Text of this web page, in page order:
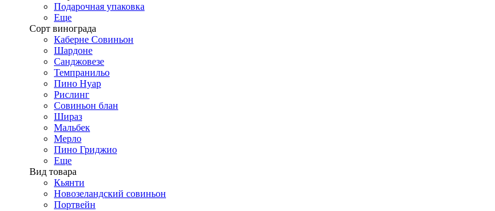
Подарочная упаковка
Еще
Сорт винограда
Каберне Совиньон
Шардоне
Санджовезе
Темпранильо
Пино Нуар
Рислинг
Совиньон блан
Шираз
Мальбек
Мерло
Пино Гриджио
Еще
Вид товара
Кьянти
Новозеландский совиньон
Портвейн